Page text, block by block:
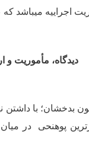
اجراییه می­باشد که
دیدگاه، مأموریت و
بدخشان؛ با
پوهنحی در